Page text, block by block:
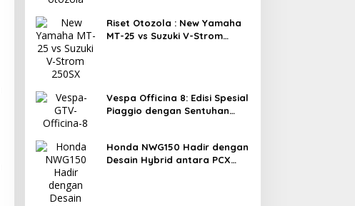
Riset Otozola : New Yamaha
MT-25 vs Suzuki V-Strom
Vespa Officina 8: Edisi Spesial
Piaggio dengan Sentuhan
Honda NWG150 Hadir dengan
Desain Hybrid antara PCX